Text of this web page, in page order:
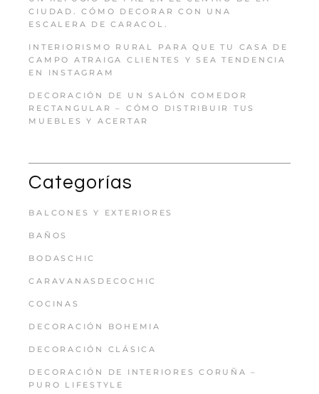
CIUDAD. CÓMO DECORAR CON UNA
ESCALERA DE CARACOL.
INTERIORISMO RURAL PARA QUE TU CASA DE
CAMPO ATRAIGA CLIENTES Y SEA TENDENCIA
EN INSTAGRAM
DECORACIÓN DE UN SALÓN COMEDOR
RECTANGULAR – CÓMO DISTRIBUIR TUS
MUEBLES Y ACERTAR
Categorías
BALCONES Y EXTERIORES
BAÑOS
BODASCHIC
CARAVANASDECOCHIC
COCINAS
DECORACIÓN BOHEMIA
DECORACIÓN CLÁSICA
DECORACIÓN DE INTERIORES CORUÑA –
PURO LIFESTYLE